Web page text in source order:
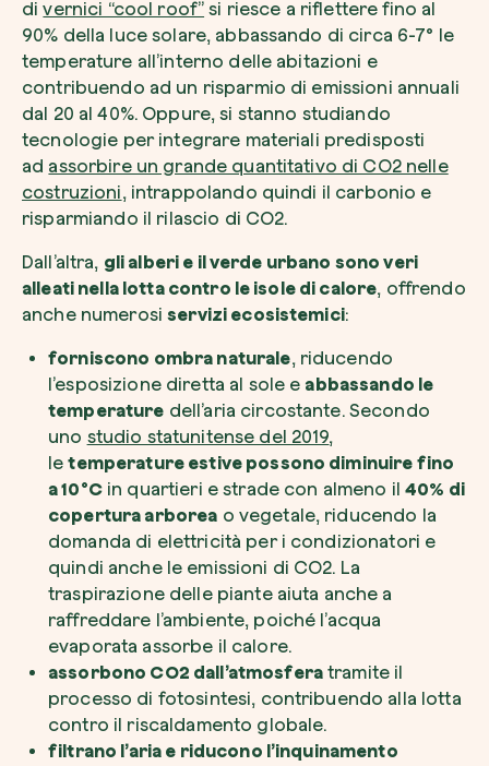
divernici “cool roof” si riesce a riflettere fino al
90% della luce solare, abbassando di circa 6-7° le
temperature all’interno delle abitazioni e
contribuendo ad un risparmio di emissioni annuali
dal 20 al 40%. Oppure, si stanno studiando
tecnologie per integrare materiali predisposti
ad assorbire un grande quantitativo di CO2 nelle
costruzioni, intrappolando quindi il carbonio e
risparmiando il rilascio di CO2.
Dall’altra, gli alberi e il verde urbano sono veri
alleati nella lotta contro le isole di calore, offrendo
anche numerosiservizi ecosistemici:
forniscono ombra naturale, riducendo
l’esposizione diretta al sole e abbassando le
temperature dell’aria circostante. Secondo
uno studio statunitense del 2019,
letemperature estive possono diminuire fino
a 10°Cin quartieri e strade con almeno il40% di
copertura arborea o vegetale, riducendo la
domanda di elettricità per i condizionatori e
quindi anche le emissioni di CO2. La
traspirazione delle piante aiuta anche a
raffreddare l’ambiente, poiché l’acqua
evaporata assorbe il calore.
assorbono CO2 dall’atmosferatramite il
processo di fotosintesi, contribuendo alla lotta
contro il riscaldamento globale.
filtrano l’aria e riducono l’inquinamento